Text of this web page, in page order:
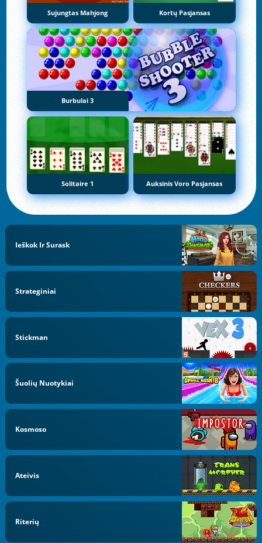
Sujungtas Mahjong Kortų Pasjansas
Burbulai 3
Solitaire 1 Auksinis Voro Pasjansas
Ieškok Ir Surask
Strateginiai
Stickman
Šuolių Nuotykiai
Kosmoso
Ateivis
Riterių